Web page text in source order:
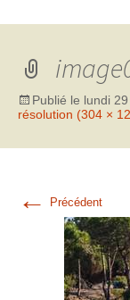
Publié le lundi
résolution (304 ×
← Précédent